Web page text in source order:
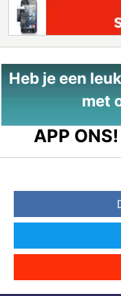
Heb je een
met
APP ONS!